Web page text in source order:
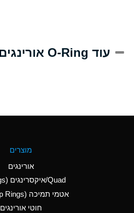
(Aqueous)
Aluminum Nitrate
(Aqueous)
Aluminum Phosphate
עוד O-Ring אורינגים מאותו החומר
מוצרים
אורינגים
Quad/איקסרינגים (X-Rings)
אטמי תמיכה (Back-up Rings)
חוטי אורינגים